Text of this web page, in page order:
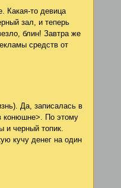
Какая-то девица
зал, и теперь
блин! Завтра же
средств от
Да, записалась в
конюшне>. По этому
и черный топик.
кучу денег на один